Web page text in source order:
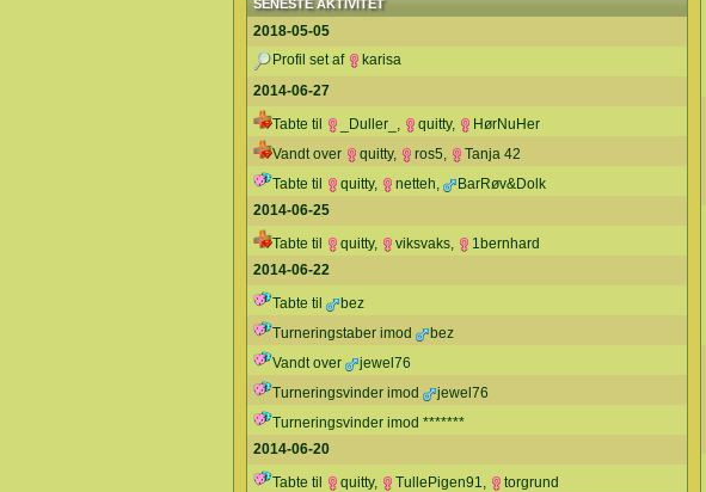
SENESTE AKTIVITET
2018-05-05
Profil set af
karisa
2014-06-27
Tabte til
_Duller_ , quitty,
HørNuHer
Vandt over
quitty, ros5,
Tanja 42
Tabte til
quitty, netteh,
BarRøv&Dolk
2014-06-25
Tabte til
quitty, viksvaks,
1bernhard
2014-06-22
Tabte til
bez
Turneringstaber imod
bez
Vandt over
jewel76
Turneringsvinder imod
jewel76
Turneringsvinder imod *******
2014-06-20
Tabte til
quitty, TullePigen91,
torgrund